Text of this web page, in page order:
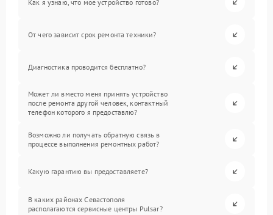
Как я узнаю, что мое устройство готово?
От чего зависит срок ремонта техники?
Диагностика проводится бесплатно?
Может ли вместо меня принять устройство
после ремонта другой человек, контактный
телефон которого я предоставлю?
Возможно ли получать обратную связь в
процессе выполнения ремонтных работ?
Какую гарантию вы предоставляете?
В каких районах Севастополя
располагаются сервисные центры Pulsar?